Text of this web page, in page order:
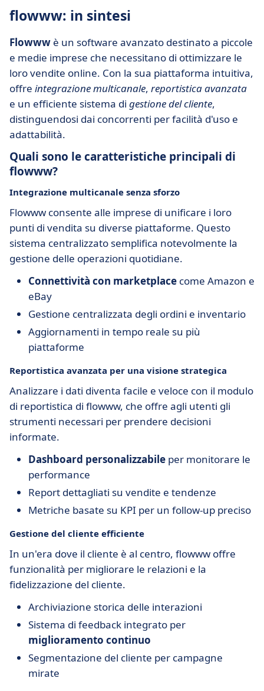
flowww: in sintesi
Flowww è un software avanzato destinato a piccole
e medie imprese che necessitano di ottimizzare le
loro vendite online. Con la sua piattaforma intuitiva,
offre integrazione multicanale, reportistica avanzata
e un efficiente sistema di gestione del cliente,
distinguendosi dai concorrenti per facilità d'uso e
adattabilità.
Quali sono le caratteristiche principali di
flowww?
Integrazione multicanale senza sforzo
Flowww consente alle imprese di unificare i loro
punti di vendita su diverse piattaforme. Questo
sistema centralizzato semplifica notevolmente la
gestione delle operazioni quotidiane.
Connettività con marketplace come Amazon e
eBay
Gestione centralizzata degli ordini e inventario
Aggiornamenti in tempo reale su più
piattaforme
Reportistica avanzata per una visione strategica
Analizzare i dati diventa facile e veloce con il modulo
di reportistica di flowww, che offre agli utenti gli
strumenti necessari per prendere decisioni
informate.
Dashboard personalizzabile per monitorare le
performance
Report dettagliati su vendite e tendenze
Metriche basate su KPI per un follow-up preciso
Gestione del cliente efficiente
In un'era dove il cliente è al centro, flowww offre
funzionalità per migliorare le relazioni e la
fidelizzazione del cliente.
Archiviazione storica delle interazioni
Sistema di feedback integrato per
miglioramento continuo
Segmentazione del cliente per campagne
mirate